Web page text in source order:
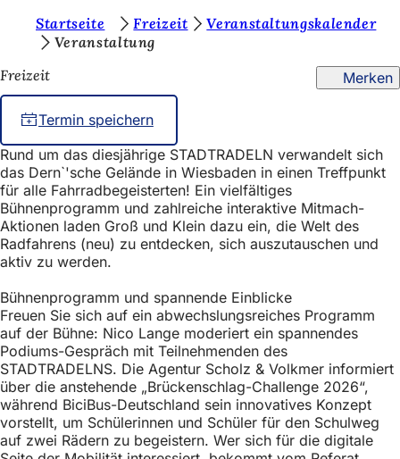
Inhalt anspringen
e
e
f
i
n
d
e
n
s
i
c
h
h
Startseite Freizeit
Veranstaltungskalender
Veranstaltung
Freizeit
Merken
Termin speichern
Rund um das diesjährige STADTRADELN verwandelt sich
das Dern`'sche Gelände in Wiesbaden in einen Treffpunkt
für alle Fahrradbegeisterten! Ein vielfältiges
Bühnenprogramm und zahlreiche interaktive Mitmach-
Aktionen laden Groß und Klein dazu ein, die Welt des
Radfahrens (neu) zu entdecken, sich auszutauschen und
aktiv zu werden.
Bühnenprogramm und spannende Einblicke
Freuen Sie sich auf ein abwechslungsreiches Programm
auf der Bühne: Nico Lange moderiert ein spannendes
Podiums-Gespräch mit Teilnehmenden des
STADTRADELNS. Die Agentur Scholz & Volkmer informiert
über die anstehende „Brückenschlag-Challenge 2026“,
während BiciBus-Deutschland sein innovatives Konzept
vorstellt, um Schülerinnen und Schüler für den Schulweg
auf zwei Rädern zu begeistern. Wer sich für die digitale